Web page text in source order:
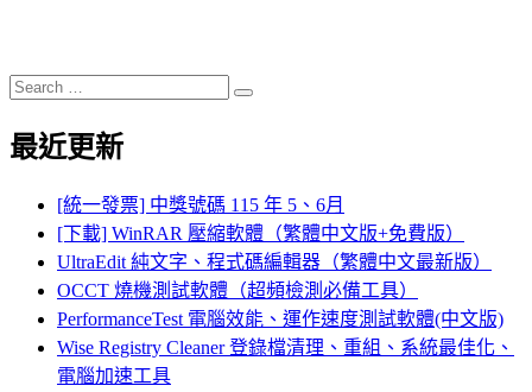
Search
for:
Search
最近更新
[統一發票] 中獎號碼 115 年 5、6月
[下載] WinRAR 壓縮軟體（繁體中文版+免費版）
UltraEdit 純文字、程式碼編輯器（繁體中文最新版）
OCCT 燒機測試軟體（超頻檢測必備工具）
PerformanceTest 電腦效能、運作速度測試軟體(中文版)
Wise Registry Cleaner 登錄檔清理、重組、系統最佳化、
電腦加速工具